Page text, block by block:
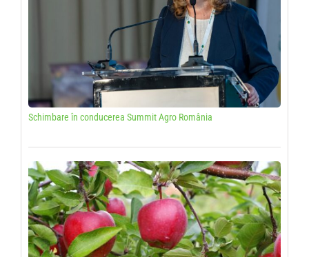
Schimbare în conducerea Summit Agro România